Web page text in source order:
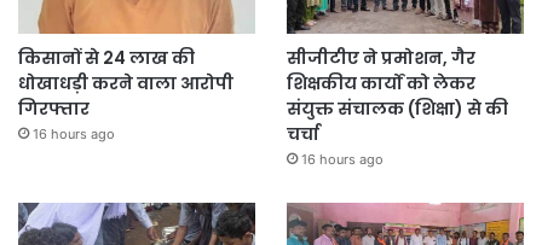
किसानों से 24 लाख की
धोखाधड़ी करने वाला आरोपी
गिरफ्तार
16 hours ago
सीजीटीए ने प्रमोशन, गैर
शिक्षकीय कार्यों को लेकर
संयुक्त संचालक (शिक्षा) से की
चर्चा
16 hours ago